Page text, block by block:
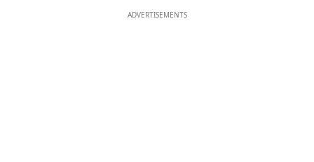
ADVERTISEMENTS